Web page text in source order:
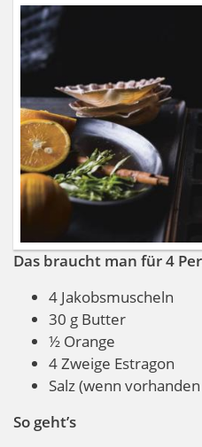
Das braucht man für 4
4 Jakobsmuscheln
30 g Butter
½ Orange
4 Zweige Estragon
Salz (wenn
So geht’s